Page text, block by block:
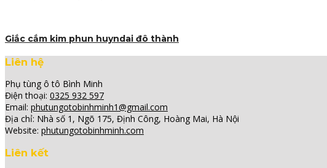
Giắc cắm kim phun huyndai đô thành
Liên hệ
Phụ tùng ô tô Bình Minh
Điện thoại: 0325 932 597
Email: phutungotobinhminh1@gmail.com
Địa chỉ: Nhà số 1, Ngõ 175, Định Công, Hoàng Mai, Hà Nội
Website: phutungotobinhminh.com
Liên kết